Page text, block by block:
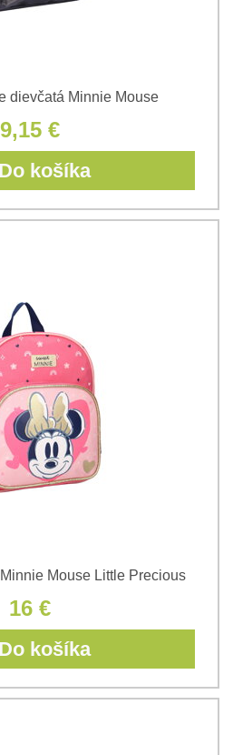
dievčatá Minnie Mouse
9,15 €
košíka
Mouse Little Precious
16 €
košíka